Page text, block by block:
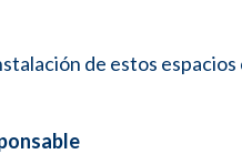
de estos